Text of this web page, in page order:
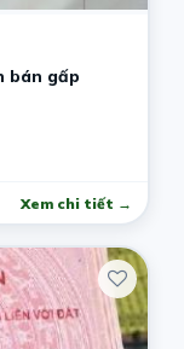
bán gấp
Xem chi tiết →